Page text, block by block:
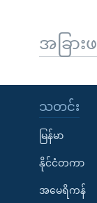
အခြား
သတင်း
မြန်မာ
နိုင်ငံတကာ
အမေရိကန်